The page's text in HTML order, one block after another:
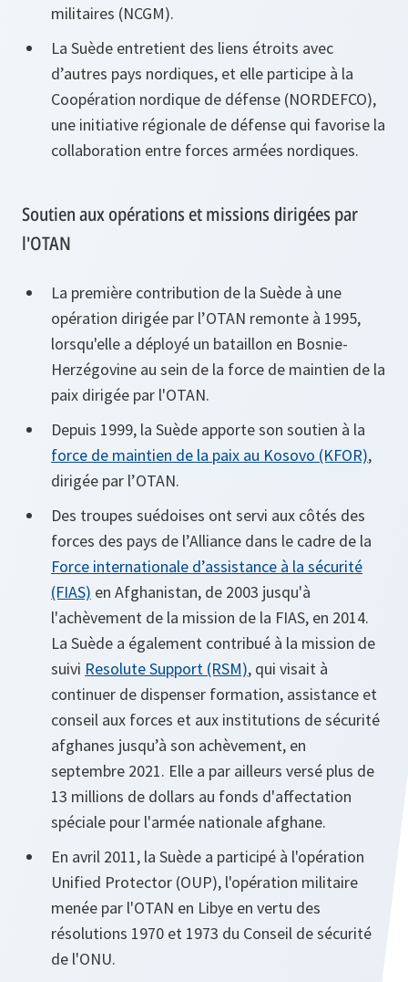
militaires (NCGM).
La Suède entretient des liens étroits avec
d’autres pays nordiques, et elle participe à la
Coopération nordique de défense (NORDEFCO),
une initiative régionale de défense qui favorise la
collaboration entre forces armées nordiques.
Soutien aux opérations et missions dirigées par
l'OTAN
La première contribution de la Suède à une
opération dirigée par l’OTAN remonte à 1995,
lorsqu'elle a déployé un bataillon en Bosnie-
Herzégovine au sein de la force de maintien de la
paix dirigée par l'OTAN.
Depuis 1999, la Suède apporte son soutien à la
force de maintien de la paix au Kosovo (KFOR),
dirigée par l’OTAN.
Des troupes suédoises ont servi aux côtés des
forces des pays de l’Alliance dans le cadre de la
Force internationale d’assistance à la sécurité
(FIAS) en Afghanistan, de 2003 jusqu'à
l'achèvement de la mission de la FIAS, en 2014.
La Suède a également contribué à la mission de
suivi Resolute Support (RSM), qui visait à
continuer de dispenser formation, assistance et
conseil aux forces et aux institutions de sécurité
afghanes jusqu’à son achèvement, en
septembre 2021. Elle a par ailleurs versé plus de
13 millions de dollars au fonds d'affectation
spéciale pour l'armée nationale afghane.
En avril 2011, la Suède a participé à l'opération
Unified Protector (OUP), l'opération militaire
menée par l'OTAN en Libye en vertu des
résolutions 1970 et 1973 du Conseil de sécurité
de l'ONU.